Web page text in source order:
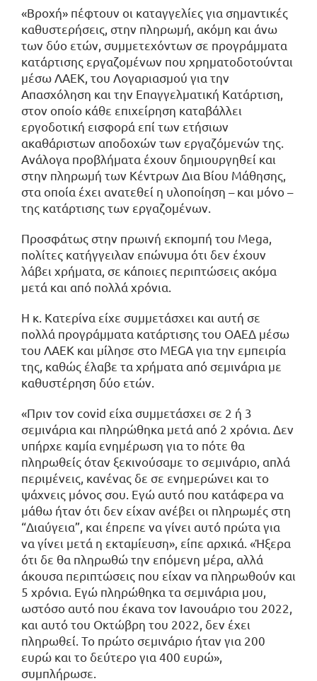
«Βροχή» πέφτουν οι καταγγελίες για σημαντικές
καθυστερήσεις, στην πληρωμή, ακόμη και άνω
των δύο ετών, συμμετεχόντων σε προγράμματα
κατάρτισης εργαζομένων που χρηματοδοτούνται
μέσω ΛΑΕΚ, του Λογαριασμού για την
Απασχόληση και την Επαγγελματική Κατάρτιση,
στον οποίο κάθε επιχείρηση καταβάλλει
εργοδοτική εισφορά επί των ετήσιων
ακαθάριστων αποδοχών των εργαζόμενών της.
Ανάλογα προβλήματα έχουν δημιουργηθεί και
στην πληρωμή των Κέντρων Δια Βίου Μάθησης,
στα οποία έχει ανατεθεί η υλοποίηση – και μόνο –
της κατάρτισης των εργαζομένων.
Προσφάτως στην πρωινή εκπομπή του Mega,
πολίτες κατήγγειλαν επώνυμα ότι δεν έχουν
λάβει χρήματα, σε κάποιες περιπτώσεις ακόμα
μετά και από πολλά χρόνια.
Η κ. Κατερίνα είχε συμμετάσχει και αυτή σε
πολλά προγράμματα κατάρτισης του ΟΑΕΔ μέσω
του ΛΑΕΚ και μίλησε στο MEGA για την εμπειρία
της, καθώς έλαβε τα χρήματα από σεμινάρια με
καθυστέρηση δύο ετών.
«Πριν τον covid είχα συμμετάσχει σε 2 ή 3
σεμινάρια και πληρώθηκα μετά από 2 χρόνια. Δεν
υπήρχε καμία ενημέρωση για το πότε θα
πληρωθείς όταν ξεκινούσαμε το σεμινάριο, απλά
περιμένεις, κανένας δε σε ενημερώνει και το
ψάχνεις μόνος σου. Εγώ αυτό που κατάφερα να
μάθω ήταν ότι δεν είχαν ανέβει οι πληρωμές στη
“Διαύγεια”, και έπρεπε να γίνει αυτό πρώτα για
να γίνει μετά η εκταμίευση», είπε αρχικά. «Ήξερα
ότι δε θα πληρωθώ την επόμενη μέρα, αλλά
άκουσα περιπτώσεις που είχαν να πληρωθούν και
5 χρόνια. Εγώ πληρώθηκα τα σεμινάρια μου,
ωστόσο αυτό που έκανα τον Ιανουάριο του 2022,
και αυτό του Οκτώβρη του 2022, δεν έχει
πληρωθεί. Το πρώτο σεμινάριο ήταν για 200
ευρώ και το δεύτερο για 400 ευρώ»,
συμπλήρωσε.